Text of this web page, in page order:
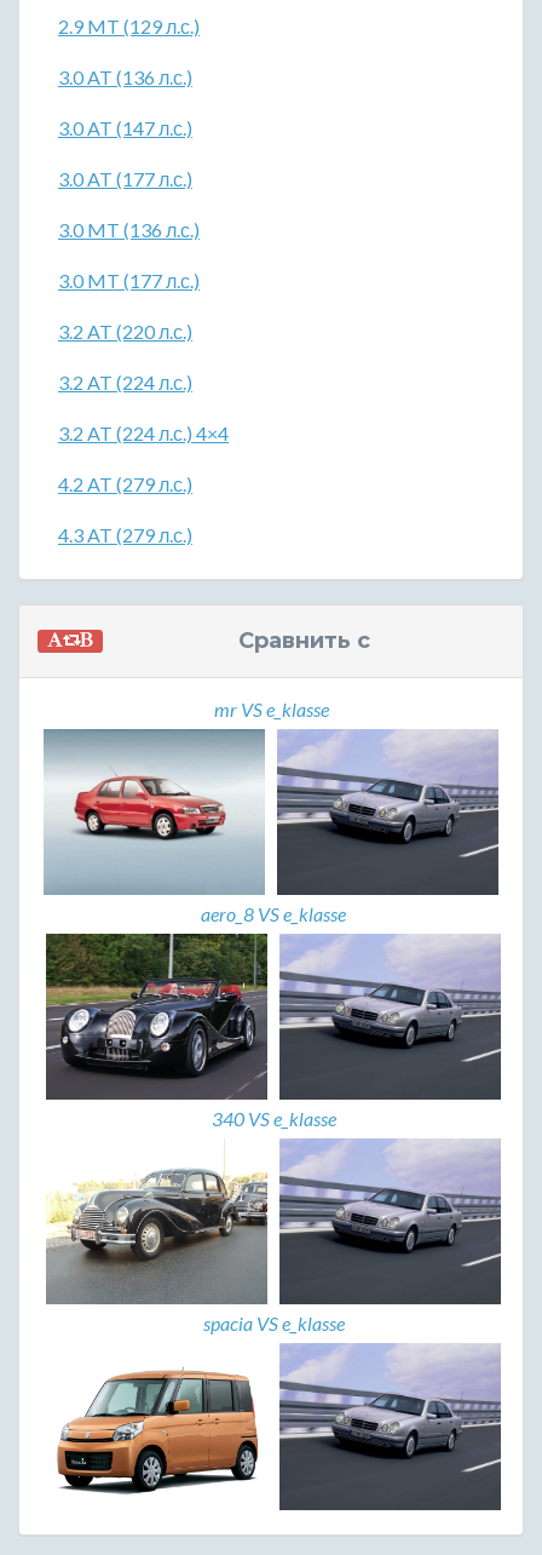
2.9 MT (129 л.с.)
3.0 AT (136 л.с.)
3.0 AT (147 л.с.)
3.0 AT (177 л.с.)
3.0 MT (136 л.с.)
3.0 MT (177 л.с.)
3.2 AT (220 л.с.)
3.2 AT (224 л.с.)
3.2 AT (224 л.с.) 4×4
4.2 AT (279 л.с.)
4.3 AT (279 л.с.)
Сравнить с
mr VS e_klasse
aero_8 VS e_klasse
340 VS e_klasse
spacia VS e_klasse